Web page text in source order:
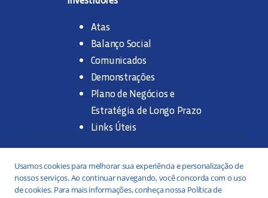
Atas
Balanço Social
Comunicados
Demonstrações
Plano de Negócios e
Estratégia de Longo Prazo
Links Úteis
Trabalhe na SANASA
Concurso Público
Usamos cookies para melhorar sua experiência e personalização de
nossos serviços. Ao continuar navegando, você concorda com o uso
de cookies. Para mais informações, conheça nossa Política de